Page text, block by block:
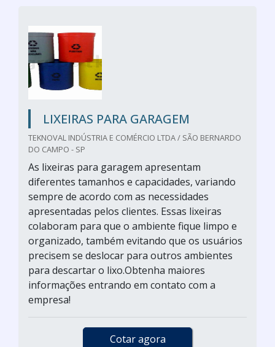
LIXEIRAS PARA GARAGEM
TEKNOVAL INDÚSTRIA E COMÉRCIO LTDA / SÃO BERNARDO
DO CAMPO - SP
As lixeiras para garagem apresentam
diferentes tamanhos e capacidades, variando
sempre de acordo com as necessidades
apresentadas pelos clientes. Essas lixeiras
colaboram para que o ambiente fique limpo e
organizado, também evitando que os usuários
precisem se deslocar para outros ambientes
para descartar o lixo.Obtenha maiores
informações entrando em contato com a
empresa!
Cotar agora